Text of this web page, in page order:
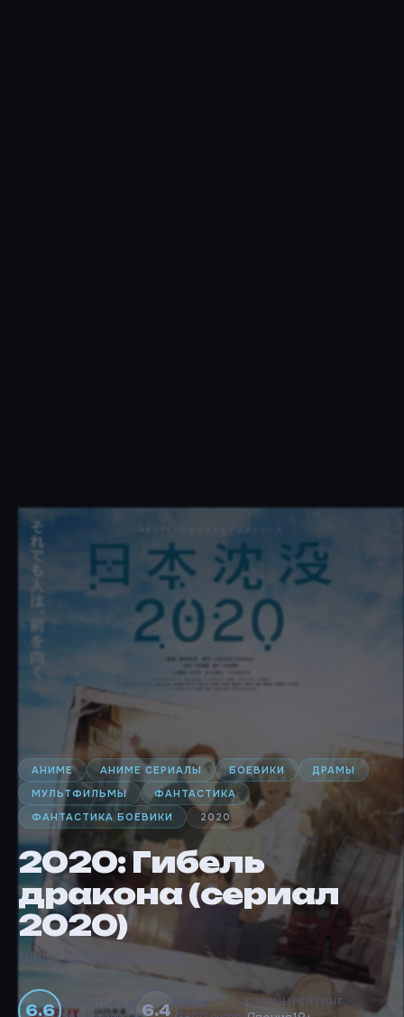
АНИМЕ АНИМЕ СЕРИАЛЫ БОЕВИКИ
ДРАМЫ
МУЛЬТФИЛЬМЫ
ФАНТАСТИКА
ФАНТАСТИКА БОЕВИКИ
2020
2020: Гибель
дракона (сериал
2020)
Nihon Chinbotsu 2020
6.6 КИНОПОИСК 6.4 IMDB СТРАНЫ РЕЙТИНГ